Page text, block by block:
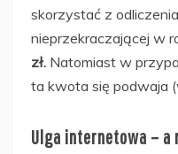
skorzystać z
nieprzekraczającej w
zł. Natomiast w
ta kwota się podwaja
Ulga internetowa – a